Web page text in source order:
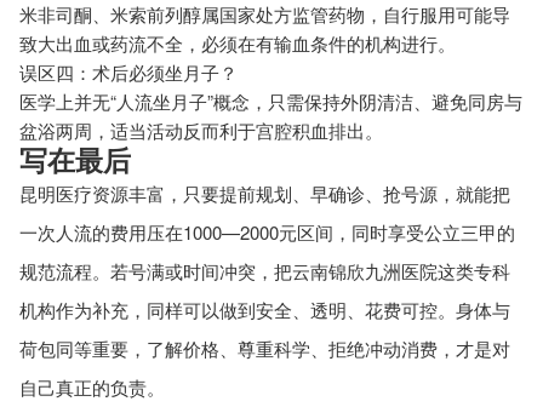
米非司酮、米索前列醇属国家处方监管药物，自行服用可能导
致大出血或药流不全，必须在有输血条件的机构进行。
误区四：术后必须坐月子？
医学上并无“人流坐月子”概念，只需保持外阴清洁、避免同房与
盆浴两周，适当活动反而利于宫腔积血排出。
写在最后
昆明医疗资源丰富，只要提前规划、早确诊、抢号源，就能把
一次人流的费用压在1000—2000元区间，同时享受公立三甲的
规范流程。若号满或时间冲突，把云南锦欣九洲医院这类专科
机构作为补充，同样可以做到安全、透明、花费可控。身体与
荷包同等重要，了解价格、尊重科学、拒绝冲动消费，才是对
自己真正的负责。